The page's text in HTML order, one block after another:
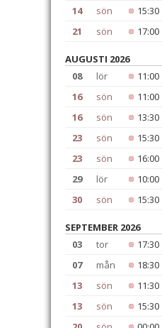
14
sön 15:30
21
sön 17:00
AUGUSTI 2026
08
lör 11:00
16
sön 11:00
16
sön 13:30
23
sön 15:30
23
sön 16:00
29
lör 10:00
30
sön 15:30
SEPTEMBER 2026
03
tor 17:30
07
mån 18:30
13
sön 11:30
13
sön 15:30